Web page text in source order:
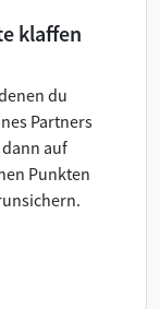
klaffen
du
Partners
auf
Punkten